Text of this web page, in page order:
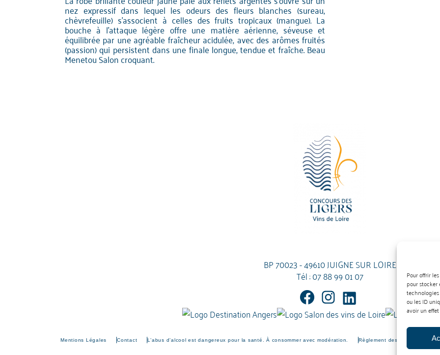
Pour offrir
pour
ou les ID
avoir un
nez expressif dans lequel les odeurs des fleurs blanches (sureau,
chèvrefeuille) s'associent à celles des fruits tropicaux (mangue). La
bouche à l'attaque légère offre une matière aérienne, séveuse et
équilibrée par une agréable fraîcheur acidulée, avec des arômes fruités
(passion) qui persistent dans une finale longue, tendue et fraîche. Beau
Menetou Salon croquant.
BP 70023 - 49610 JUIGNE SUR LOIRE
Tél :07 88 99 01 07
Mentions Légales Contact L’abus d’alcool est dangereux pour la santé. À consommer avec modération. Règlement des vins